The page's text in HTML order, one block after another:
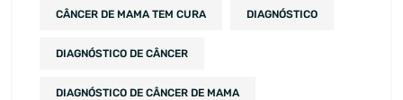
CÂNCER DE MAMA TEM CURA DIAGNÓSTICO
DIAGNÓSTICO DE CÂNCER
DIAGNÓSTICO DE CÂNCER DE MAMA